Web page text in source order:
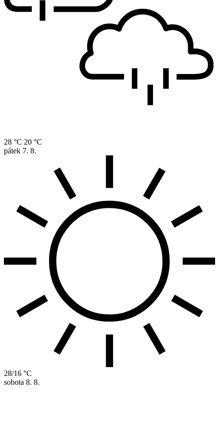
28 °C 20 °C
pátek 7. 8.
28/16 °C
sobota 8. 8.